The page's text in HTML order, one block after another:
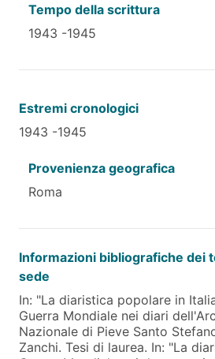
Tempo della scrittura
1943 -1945
Estremi cronologici
1943 -1945
Provenienza geografica
Roma
Informazioni bibliografiche dei
sede
In: "La diaristica popolare in
Guerra Mondiale nei diari
Nazionale di Pieve Santo
Zanchi. Tesi di laurea. In: "La